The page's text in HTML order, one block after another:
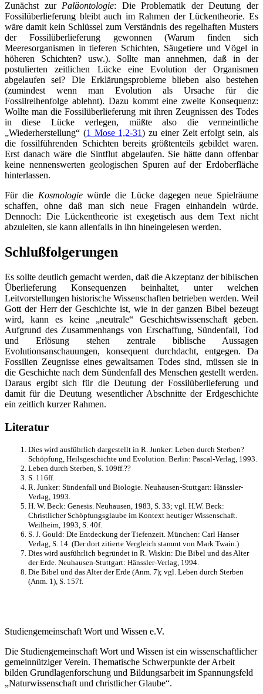
Zunächst zurPaläontologie: Die Problematik der Deutung der
Fossilüberlieferung bleibt auch im Rahmen der Lückentheorie. Es
wäre damit kein Schlüssel zum Verständnis des regelhaften Musters
der Fossilüberlieferung gewonnen (Warum finden sich
Meeresorganismen in tieferen Schichten, Säugetiere und Vögel in
höheren Schichten? usw.). Sollte man annehmen, daß in der
postulierten zeitlichen Lücke eine Evolution der Organismen
abgelaufen sei? Die Erklärungsprobleme blieben also bestehen
(zumindest wenn man Evolution als Ursache für die
Fossilreihenfolge ablehnt). Dazu kommt eine zweite Konsequenz:
Wollte man die Fossilüberlieferung mit ihren Zeugnissen des Todes
in diese Lücke verlegen, müßte also die vermeintliche
„Wiederherstellung“ (1 Mose 1,2-31) zu einer Zeit erfolgt sein, als
die fossilführenden Schichten bereits größtenteils gebildet waren.
Erst danach wäre die Sintflut abgelaufen. Sie hätte dann offenbar
keine nennenswerten geologischen Spuren auf der Erdoberfläche
hinterlassen.
Für die Kosmologiewürde die Lücke dagegen neue Spielräume
schaffen, ohne daß man sich neue Fragen einhandeln würde.
Dennoch: Die Lückentheorie ist exegetisch aus dem Text nicht
abzuleiten, sie kann allenfalls in ihn hineingelesen werden.
Schlußfolgerungen
Es sollte deutlich gemacht werden, daß die Akzeptanz der biblischen
Überlieferung Konsequenzen beinhaltet, unter welchen
Leitvorstellungen historische Wissenschaften betrieben werden. Weil
Gott der Herr der Geschichte ist, wie in der ganzen Bibel bezeugt
wird, kann es keine „neutrale“ Geschichtswissenschaft geben.
Aufgrund des Zusammenhangs von Erschaffung, Sündenfall, Tod
und Erlösung stehen zentrale biblische Aussagen
Evolutionsanschauungen, konsequent durchdacht, entgegen. Da
Fossilien Zeugnisse eines gewaltsamen Todes sind, müssen sie in
die Geschichte nach dem Sündenfall des Menschen gestellt werden.
Daraus ergibt sich für die Deutung der Fossilüberlieferung und
damit für die Deutung wesentlicher Abschnitte der Erdgeschichte
ein zeitlich kurzer Rahmen.
Literatur
Dies wird ausführlich dargestellt in R. Junker: Leben durch Sterben?
Schöpfung, Heilsgeschichte und Evolution. Berlin: Pascal-Verlag, 1993.
Leben durch Sterben, S. 109ff.??
S. 116ff.
R. Junker: Sündenfall und Biologie. Neuhausen-Stuttgart: Hänssler-
Verlag, 1993.
H. W. Beck: Genesis. Neuhausen, 1983, S. 33; vgl. H.W. Beck:
Christlicher Schöpfungsglaube im Kontext heutiger Wissenschaft.
Weilheim, 1993, S. 40f.
S. J. Gould: Die Entdeckung der Tiefenzeit. München: Carl Hanser
Verlag, S. 14. (Der dort zitierte Vergleich stammt von Mark Twain.)
Dies wird ausführlich begründet in R. Wiskin: Die Bibel und das Alter
der Erde. Neuhausen-Stuttgart: Hänssler-Verlag, 1994.
Die Bibel und das Alter der Erde (Anm. 7); vgl. Leben durch Sterben
(Anm. 1), S. 157f.
Studiengemeinschaft Wort und Wissen e.V.
Die Studiengemeinschaft Wort und Wissen ist ein wissenschaftlicher
gemeinnütziger Verein. Thematische Schwerpunkte der Arbeit
bilden Grundlagenforschung und Bildungsarbeit im Spannungsfeld
„Naturwissenschaft und christlicher Glaube“.